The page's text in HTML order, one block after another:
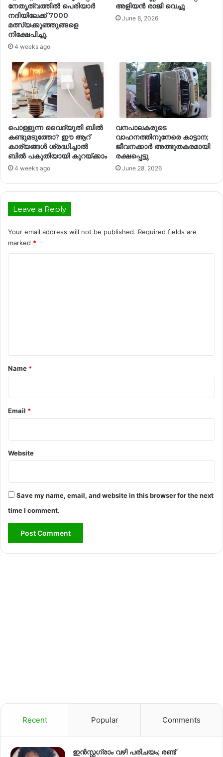
നേതൃത്വത്തിൽ പെരിയാർ
നദിയിലേക്ക് 7000
മത്സ്യക്കുഞ്ഞുങ്ങളെ
നിക്ഷേപിച്ചു.
4 weeks ago
അളിയൻ രാജി വെച്ചു
June 8, 2026
പൊള്ളുന്ന വൈദ്യുതി ബിൽ
കണ്ടുമടുത്തോ? ഈ ആറ്
കാര്യങ്ങൾ ശ്രദ്ധിച്ചാൽ
ബിൽ പകുതിയായി കുറയ്ക്കാം
4 weeks ago
വനപാലകരുടെ
വാഹനത്തിനുനേരെ കാട്ടാന;
ജീവനക്കാർ അത്ഭുതകരമായി
രക്ഷപ്പെട്ടു
June 28, 2026
Leave a Reply
Your email address will not be published. Required fields are
marked *
*
Name *
Email *
Website
Save my name, email, and website in this browser for the next
time I comment.
Recent Popular Comments
ഇന്‍സ്റ്റഗ്രാം വഴി പരിചയം; രണ്ട്